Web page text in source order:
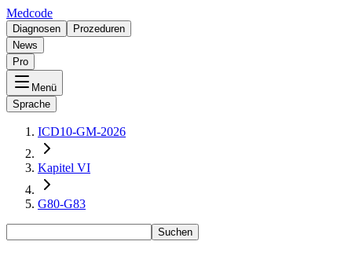
Medcode
Diagnosen
Prozeduren
News
Pro
Menü
Sprache
ICD10-GM-2026
Kapitel VI
G80-G83
Suchen